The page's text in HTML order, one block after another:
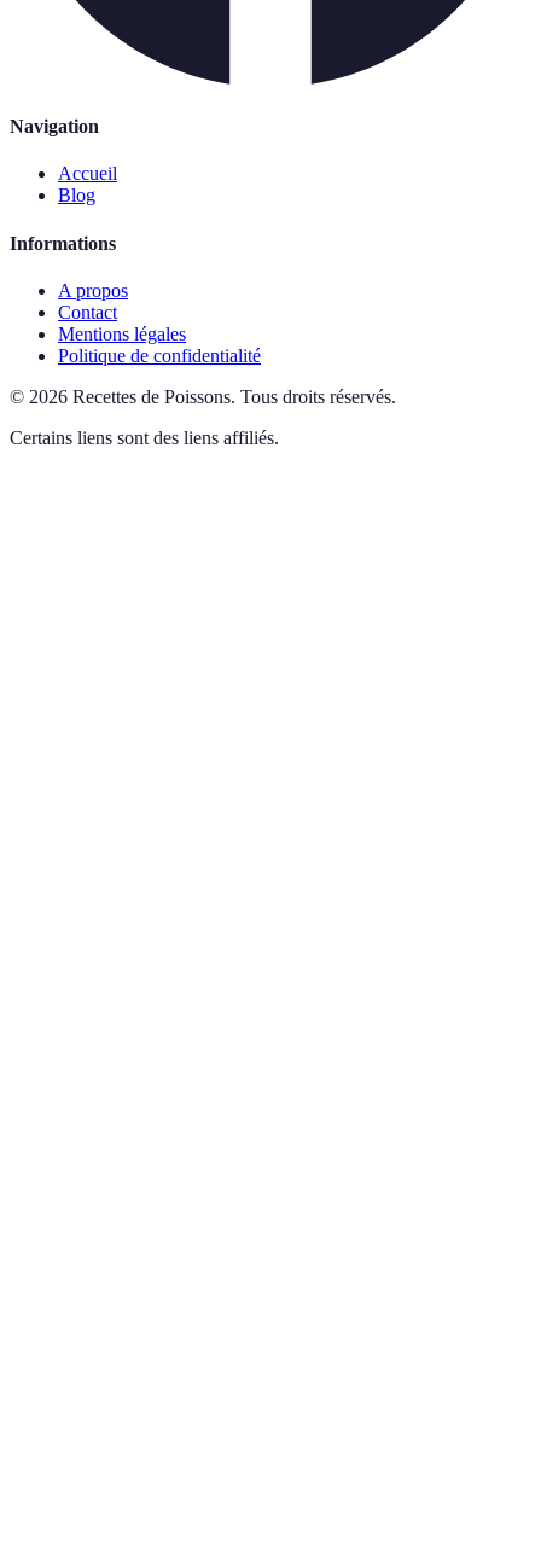
Navigation
Accueil
Blog
Informations
A propos
Contact
Mentions légales
Politique de confidentialité
© 2026 Recettes de Poissons. Tous droits réservés.
Certains liens sont des liens affiliés.